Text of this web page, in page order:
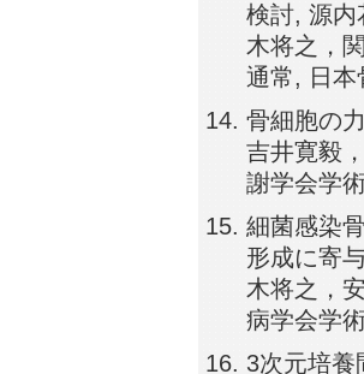
検討, 源内
木将之，
通常, 日本
骨細胞の
吉井寛毅
謝学会学
細菌感染
形成に寄
木将之，
病学会学
3次元培養